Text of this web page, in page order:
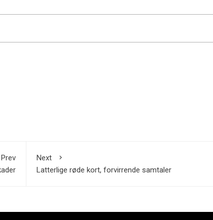
Prev
Next
Latterlige røde kort, forvirrende samtaler